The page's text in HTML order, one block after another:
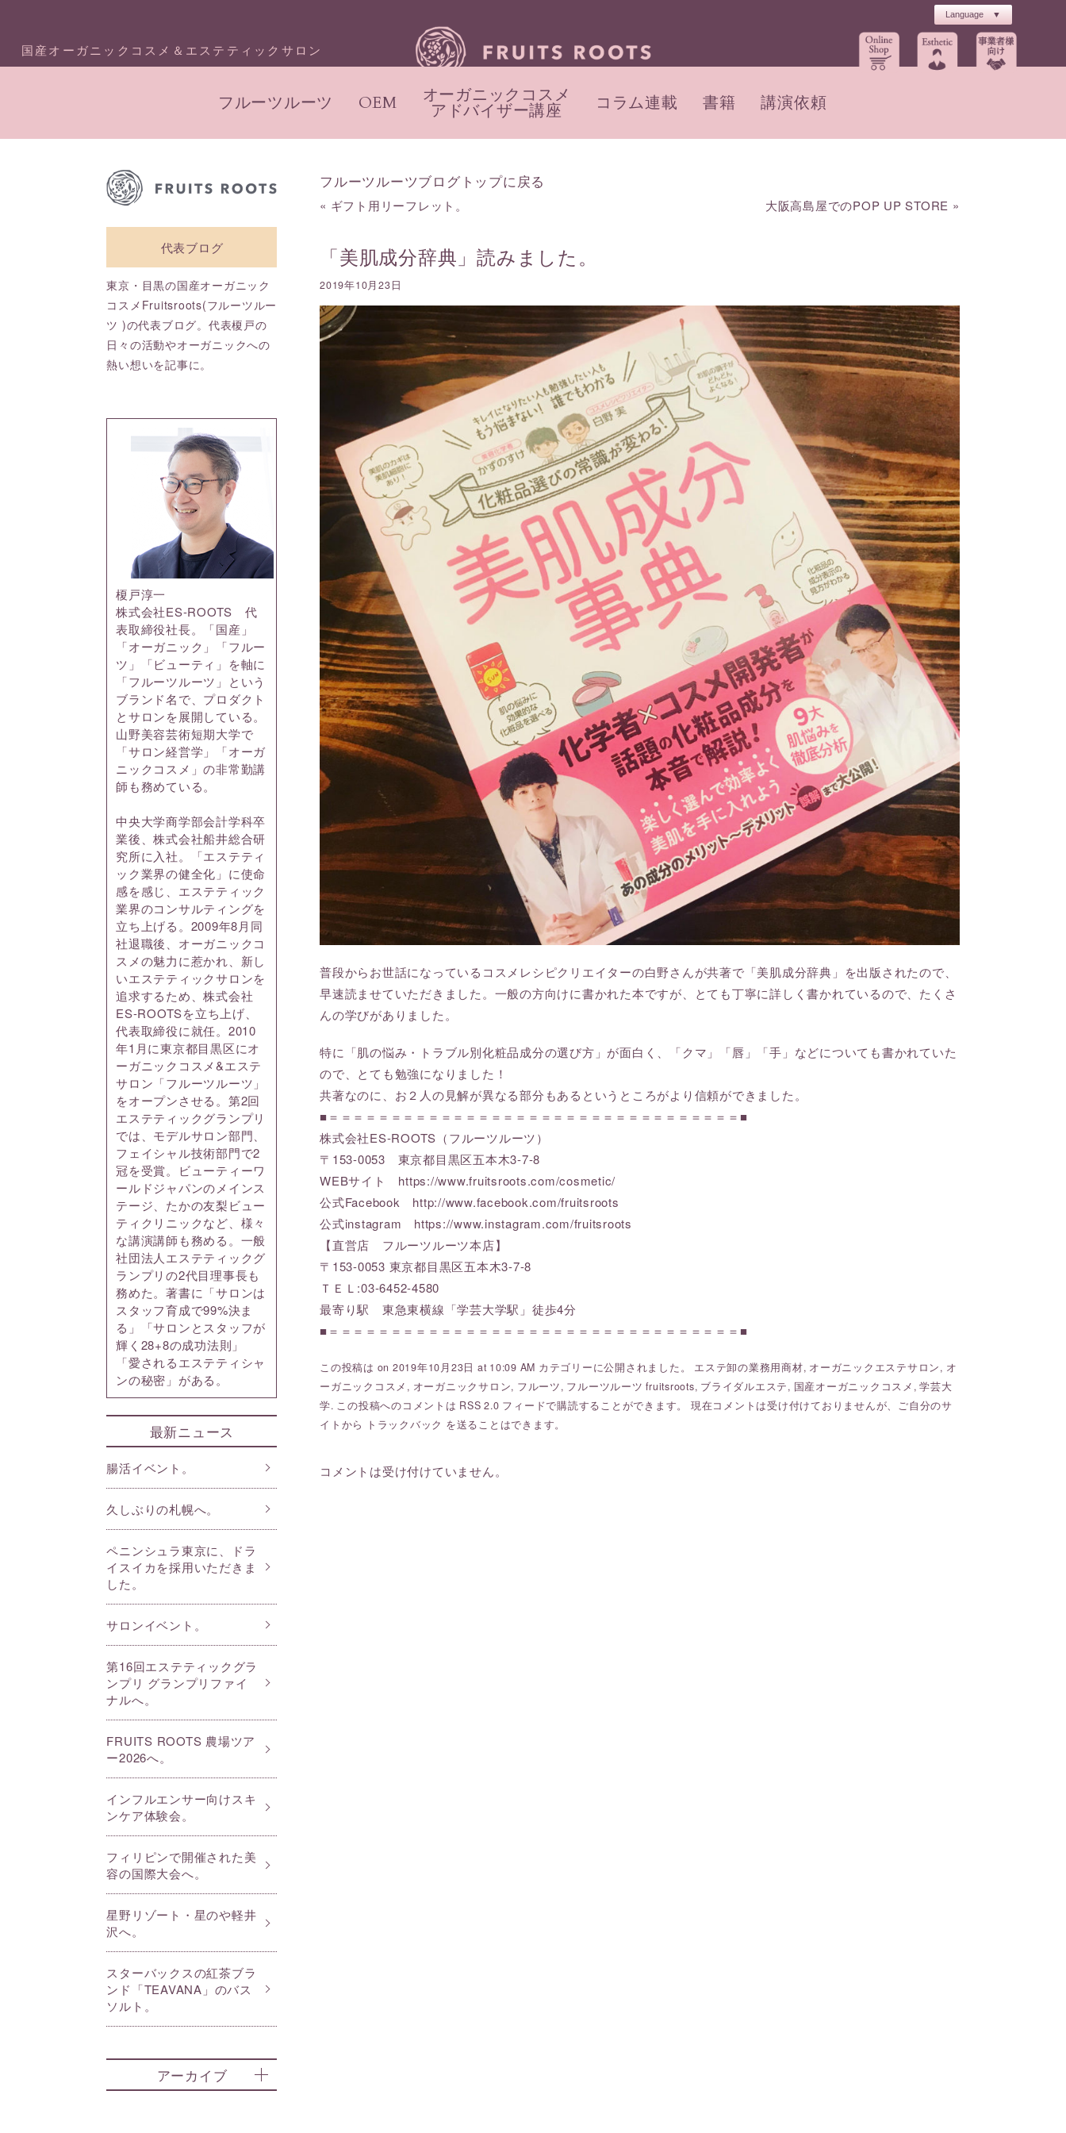
国産オーガニックコスメ＆エステティックサロン
フルーツルーツ OEM オーガニックコスメ
アドバイザー講座 コラム連載 書籍 講演依頼
フルーツルーツブログトップに戻る
« ギフト用リーフレット。 大阪高島屋でのPOP UP STORE »
「美肌成分辞典」読みました。
2019年10月23日
普段からお世話になっているコスメレシピクリエイターの白野さんが共著で「美肌成分辞典」を出版されたので、
早速読ませていただきました。一般の方向けに書かれた本ですが、とても丁寧に詳しく書かれているので、たくさ
んの学びがありました。
特に「肌の悩み・トラブル別化粧品成分の選び方」が面白く、「クマ」「唇」「手」などについても書かれていた
ので、とても勉強になりました！
共著なのに、お２人の見解が異なる部分もあるというところがより信頼ができました。
■＝＝＝＝＝＝＝＝＝＝＝＝＝＝＝＝＝＝＝＝＝＝＝＝＝＝＝＝＝＝＝＝＝■
株式会社ES-ROOTS（フルーツルーツ）
〒153-0053 東京都目黒区五本木3-7-8
WEBサイト https://www.fruitsroots.com/cosmetic/
公式Facebook http://www.facebook.com/fruitsroots
公式instagram https://www.instagram.com/fruitsroots
【直営店 フルーツルーツ本店】
〒153-0053 東京都目黒区五本木3-7-8
ＴＥＬ:03-6452-4580
最寄り駅 東急東横線「学芸大学駅」徒歩4分
■＝＝＝＝＝＝＝＝＝＝＝＝＝＝＝＝＝＝＝＝＝＝＝＝＝＝＝＝＝＝＝＝＝■
この投稿は on 2019年10月23日 at 10:09 AM カテゴリーに公開されました。 エステ卸の業務用商材, オーガニックエステサロン, オ
ーガニックコスメ , オーガニックサロン, フルーツ, フルーツルーツ fruitsroots, ブライダルエステ, 国産オーガニックコスメ ,学芸大
学. この投稿へのコメントは RSS 2.0 フィードで購読することができます。 現在コメントは受け付けておりませんが、ご自分のサ
イトから
トラックバック を送ることはできます。
コメントは受け付けていません。
代表ブログ
東京・目黒の国産オーガニック
コスメFruitsroots(フルーツルー
ツ )の代表ブログ。代表榎戸の
日々の活動やオーガニックへの
熱い想いを記事に。
榎戸淳一
株式会社ES-ROOTS 代
表取締役社長。「国産」
「オーガニック」「フルー
ツ」「ビューティ」を軸に
「フルーツルーツ」という
ブランド名で、プロダクト
とサロンを展開している。
山野美容芸術短期大学で
「サロン経営学」「オーガ
ニックコスメ」の非常勤講
師も務めている。
中央大学商学部会計学科卒
業後、株式会社船井総合研
究所に入社。「エステティ
ック業界の健全化」に使命
感を感じ、エステティック
業界のコンサルティングを
立ち上げる。2009年8月同
社退職後、オーガニックコ
スメの魅力に惹かれ、新し
いエステティックサロンを
追求するため、株式会社
ES-ROOTSを立ち上げ、
代表取締役に就任。2010
年1月に東京都目黒区にオ
ーガニックコスメ&エステ
サロン「フルーツルーツ」
をオープンさせる。第2回
エステティックグランプリ
では、モデルサロン部門、
フェイシャル技術部門で2
冠を受賞。ビューティーワ
ールドジャパンのメインス
テージ、たかの友梨ビュー
ティクリニックなど、様々
な講演講師も務める。一般
社団法人エステティックグ
ランプリの2代目理事長も
務めた。著書に「サロンは
スタッフ育成で99%決ま
る」「サロンとスタッフが
輝く28+8の成功法則」
「愛されるエステティシャ
ンの秘密」がある。
最新ニュース
腸活イベント。
久しぶりの札幌へ。
ペニンシュラ東京に、ドラ
イスイカを採用いただきま
した。
サロンイベント。
第16回エステティックグラ
ンプリ グランプリファイ
ナルへ。
FRUITS ROOTS 農場ツア
ー2026へ。
インフルエンサー向けスキ
ンケア体験会。
フィリピンで開催された美
容の国際大会へ。
星野リゾート・星のや軽井
沢へ。
スターバックスの紅茶ブラ
ンド「TEAVANA」のバス
ソルト。
アーカイブ